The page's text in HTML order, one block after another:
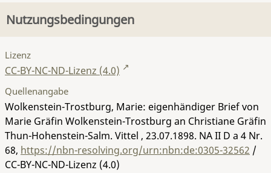
Nutzungsbedingungen
Lizenz
CC-BY-NC-ND-Lizenz (4.0)
Quellenangabe
Wolkenstein-Trostburg, Marie: eigenhändiger Brief von
Marie Gräfin Wolkenstein-Trostburg an Christiane Gräfin
Thun-Hohenstein-Salm. Vittel , 23.07.1898. NA II D a 4 Nr.
68, https://nbn-resolving.org/urn:nbn:de:0305-32562 /
CC-BY-NC-ND-Lizenz (4.0)